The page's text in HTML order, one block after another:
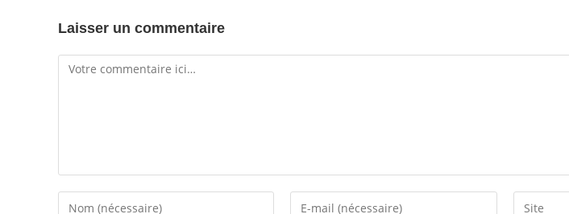
Laisser un commentaire